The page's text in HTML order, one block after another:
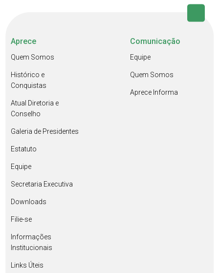
Aprece
Quem Somos
Histórico e
Conquistas
Atual Diretoria e
Conselho
Galeria de Presidentes
Estatuto
Equipe
Secretaria Executiva
Downloads
Filie-se
Informações
Institucionais
Links Úteis
Comunicação
Equipe
Quem Somos
Aprece Informa